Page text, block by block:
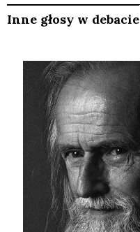
Inne głosy w debacie